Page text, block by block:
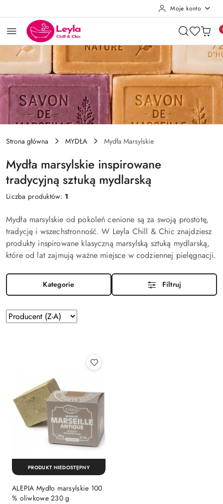
Moje konto
Strona główna MYDŁA Mydła Marsylskie
Mydła marsylskie inspirowane
tradycyjną sztuką mydlarską
Liczba produktów: 1
Mydła marsylskie od pokoleń cenione są za swoją prostotę,
tradycję i wszechstronność. W Leyla Chill & Chic znajdziesz
produkty inspirowane klasyczną marsylską sztuką mydlarską,
które od lat zajmują ważne miejsce w codziennej pielęgnacji.
Kategorie Filtruj
Zastosowano
sortowanie:
Sortuj
według
ALEPIA Mydło marsylskie 100
% oliwkowe 230 g
PRODUKT NIEDOSTĘPNY